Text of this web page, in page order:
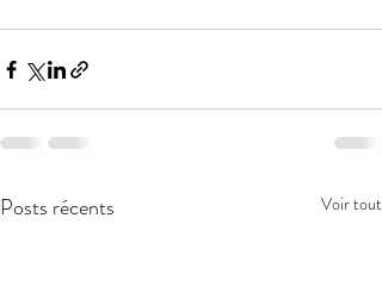
Posts récents Voir tout